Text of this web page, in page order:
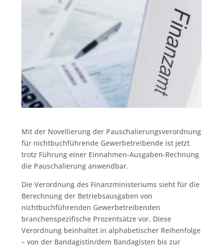
Mit der Novellierung der Pauschalierungsverordnung
für nichtbuchführende Gewerbetreibende ist jetzt
trotz Führung einer Einnahmen-Ausgaben-Rechnung
die Pauschalierung anwendbar.
Die Verordnung des Finanzministeriums sieht für die
Berechnung der Betriebsausgaben von
nichtbuchführenden Gewerbetreibenden
branchenspezifische Prozentsätze vor. Diese
Verordnung beinhaltet in alphabetischer Reihenfolge
– von der Bandagistin/dem Bandagisten bis zur